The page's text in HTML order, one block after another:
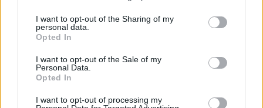
I want to opt-out of the Sharing of my
personal data.
Opted In
I want to opt-out of the Sale of my
Personal Data.
Opted In
I want to opt-out of processing my
Som
på
Ja, pikekyss holder seg lenge. Oppbevar gjerne i en